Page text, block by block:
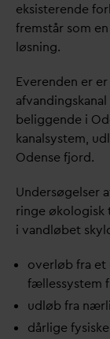
eksisterende
fremstår som
løsning.
Everenden er
afv
beliggende i
kanalsystem,
Odense fjord.
Undersøgelser
ringe økologisk
i vandløbet
overløb fra
fællessystem
udløb fra
dårlige